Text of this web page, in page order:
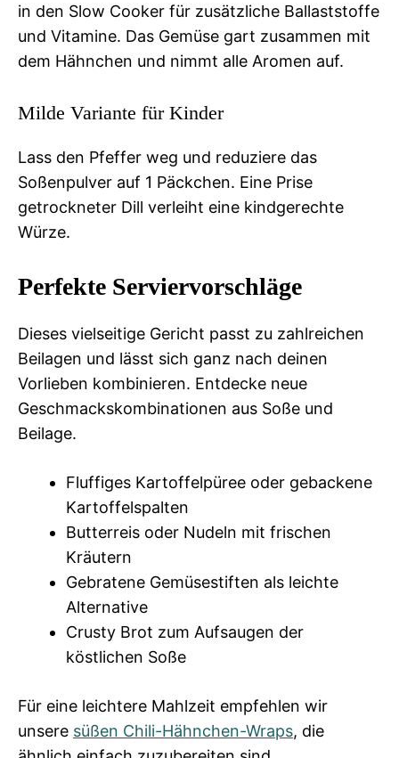
in den Slow Cooker für zusätzliche Ballaststoffe
und Vitamine. Das Gemüse gart zusammen mit
dem Hähnchen und nimmt alle Aromen auf.
Milde Variante für Kinder
Lass den Pfeffer weg und reduziere das
Soßenpulver auf 1 Päckchen. Eine Prise
getrockneter Dill verleiht eine kindgerechte
Würze.
Perfekte Serviervorschläge
Dieses vielseitige Gericht passt zu zahlreichen
Beilagen und lässt sich ganz nach deinen
Vorlieben kombinieren. Entdecke neue
Geschmackskombinationen aus Soße und
Beilage.
Fluffiges Kartoffelpüree oder gebackene
Kartoffelspalten
Butterreis oder Nudeln mit frischen
Kräutern
Gebratene Gemüsestiften als leichte
Alternative
Crusty Brot zum Aufsaugen der
köstlichen Soße
Für eine leichtere Mahlzeit empfehlen wir
unsere süßen Chili-Hähnchen-Wraps, die